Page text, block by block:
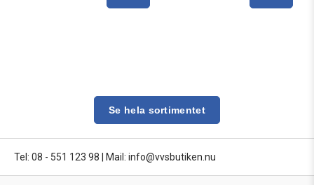
Se hela sortimentet
Tel: 08 - 551 123 98 Mail: info@vvsbutiken.nu